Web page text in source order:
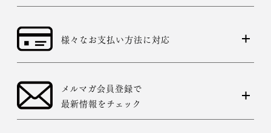
様々なお支払い方法に対応
メルマガ会員登録で
最新情報をチェック